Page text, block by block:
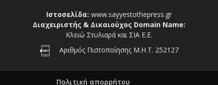
Ιστοσελίδα: www.sayyestothepress.gr
Διαχειριστής & Δικαιούχος Domain Name:
Κλειώ Στυλιαρά και ΣΙΑ Ε.Ε.
Αριθμός Πιστοποίησης Μ.Η.Τ. 252127
Πολιτική απορρήτου